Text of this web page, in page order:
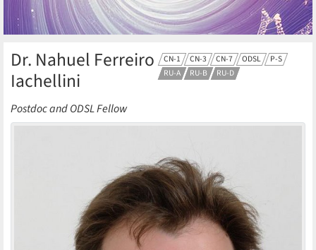
CN-1 CN-3 CN-7 ODSL
P-S
RU-A
RU-B RU-D
Dr. Nahuel Ferreiro
Iachellini
Postdoc and ODSL Fellow